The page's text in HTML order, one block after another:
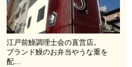
江戸前鰻調理士会の直営店。
ブランド鰻のお弁当やうな重を
配…